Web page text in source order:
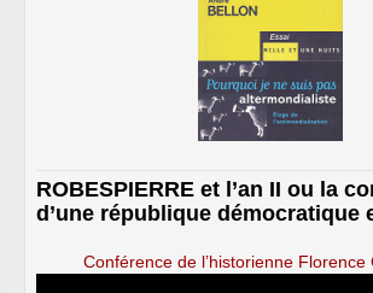
ROBESPIERRE et l’an II ou la
d’une république démocratique
Conférence de l’historienne Florence